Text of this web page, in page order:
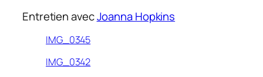
Entretien avecJoanna Hopkins
IMG_0345
IMG_0342